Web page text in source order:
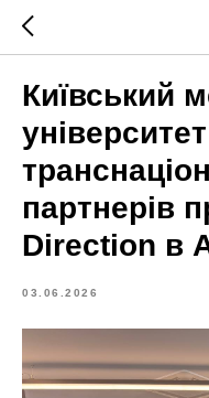
Київський
партнерів
Direction в
03.06.2026